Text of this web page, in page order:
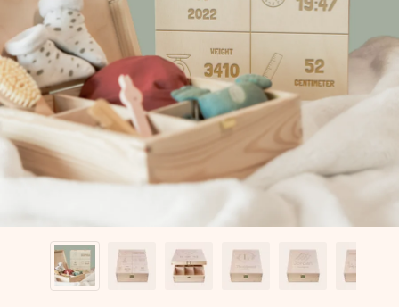
Tarjeta de felicitación gratuita
Crea algo único en pocos pasos – con su nombre, tu foto o
un mensaje que llegue al corazón. Sin complicaciones, solo
todo el amor para el momento.